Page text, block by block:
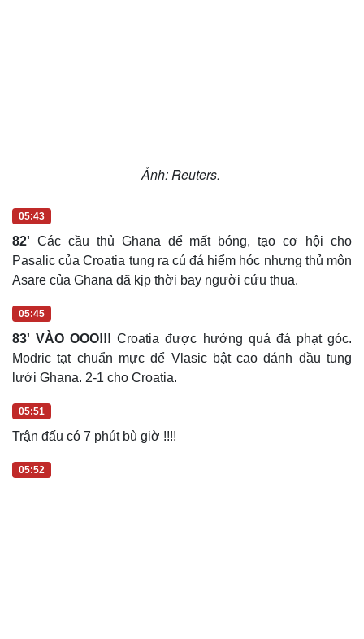
05:43
82'Các cầu thủ Ghana để mất bóng, tạo cơ hội cho
Pasalic của Croatia tung ra cú đá hiểm hóc nhưng thủ môn
Asare của Ghana đã kịp thời bay người cứu thua.
05:45
83' VÀO OOO!!! Croatia được hưởng quả đá phạt góc.
Modric tạt chuẩn mực để Vlasic bật cao đánh đầu tung
lưới Ghana. 2-1 cho Croatia.
05:51
Trận đấu có 7 phút bù giờ !!!!